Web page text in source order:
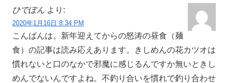
ひでぽん より:
2020年1月16日 8:34 PM
こんばんは。新年迎えてからの怒涛の昼食（麺
食）の記事は読み応えあります。きしめんの花カツオは
慣れないと口のなかで邪魔に感じるんですか無いときし
めんでないんですよね。不釣り合いを慣れで釣り合わせ